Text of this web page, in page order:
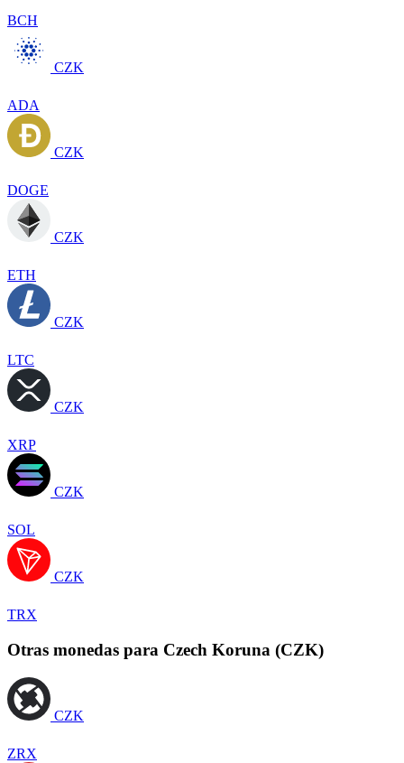
BCH
CZK
ADA
CZK
DOGE
CZK
ETH
CZK
LTC
CZK
XRP
CZK
SOL
CZK
TRX
Otras monedas para Czech Koruna (CZK)
CZK
ZRX